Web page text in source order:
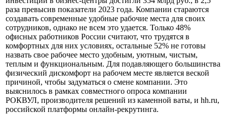
раза превысив показатели 2023 года. Компании стараются
создавать современные удобные рабочие места для своих
сотрудников, однако не всем это удается. Только 48%
офисных работников России считают, что трудятся в
комфортных для них условиях, остальные 52% не готовы
назвать свое рабочее место удобным, уютным, чистым,
теплым и функциональным. Для подавляющего большинства
физический дискомфорт на рабочем месте является веской
причиной, чтобы задуматься о смене компании. Это
выяснилось в рамках совместного опроса компании
РОКВУЛ, производителя решений из каменной ваты, и hh.ru,
российской платформы онлайн-рекрутинга.